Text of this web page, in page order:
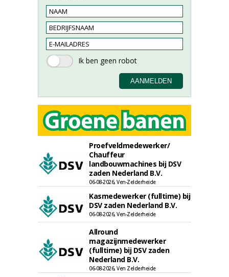
Proefveldmedewerker/
Chauffeur
landbouwmachines bij DSV
zaden Nederland B.V.
06-08-2026, Ven-Zelderheide
Kasmedewerker (fulltime) bij
DSV zaden Nederland B.V.
06-08-2026, Ven-Zelderheide
Allround
magazijnmedewerker
(fulltime) bij DSV zaden
Nederland B.V.
06-08-2026, Ven Zelderheide